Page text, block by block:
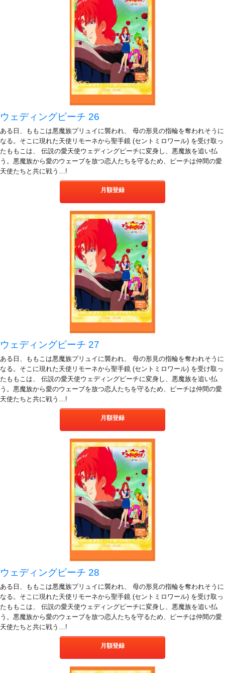
ウェディングピーチ 26
ある日、ももこは悪魔族プリュイに襲われ、 母の形見の指輪を奪われそうに
なる。そこに現れた天使リモーネから聖手鏡 (セントミロワール) を受け取っ
たももこは、 伝説の愛天使ウェディングピーチに変身し、悪魔族を追い払
う。悪魔族から愛のウェーブを放つ恋人たちを守るため、ピーチは仲間の愛
天使たちと共に戦う…!
月額登録
ウェディングピーチ 27
ある日、ももこは悪魔族プリュイに襲われ、 母の形見の指輪を奪われそうに
なる。そこに現れた天使リモーネから聖手鏡 (セントミロワール) を受け取っ
たももこは、 伝説の愛天使ウェディングピーチに変身し、悪魔族を追い払
う。悪魔族から愛のウェーブを放つ恋人たちを守るため、ピーチは仲間の愛
天使たちと共に戦う…!
月額登録
ウェディングピーチ 28
ある日、ももこは悪魔族プリュイに襲われ、 母の形見の指輪を奪われそうに
なる。そこに現れた天使リモーネから聖手鏡 (セントミロワール) を受け取っ
たももこは、 伝説の愛天使ウェディングピーチに変身し、悪魔族を追い払
う。悪魔族から愛のウェーブを放つ恋人たちを守るため、ピーチは仲間の愛
天使たちと共に戦う…!
月額登録